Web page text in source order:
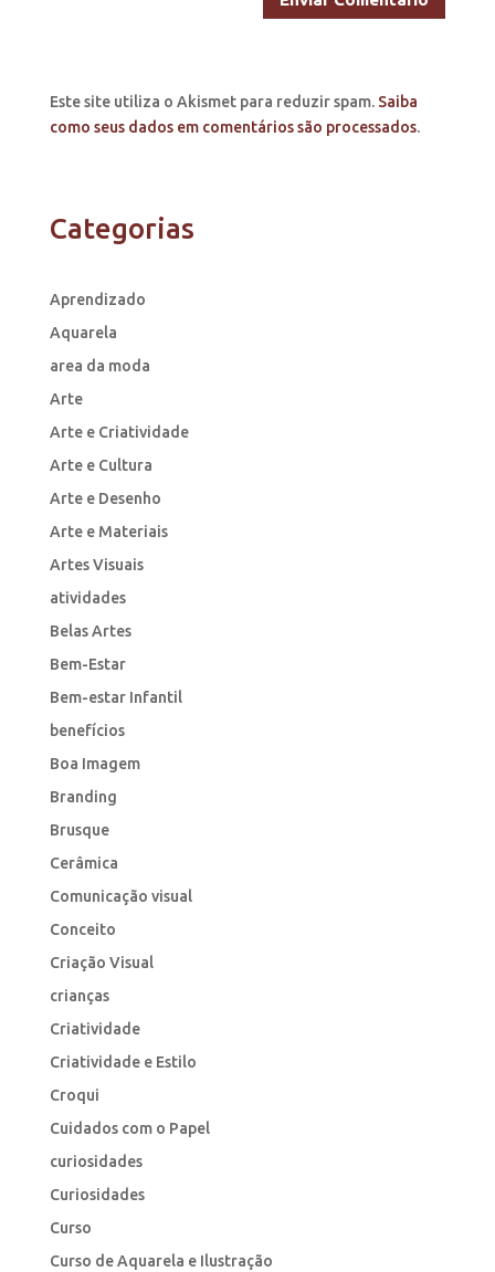
Este site utiliza o Akismet para reduzir spam. Saiba
como seus dados em comentários são processados.
Categorias
Aprendizado
Aquarela
area da moda
Arte
Arte e Criatividade
Arte e Cultura
Arte e Desenho
Arte e Materiais
Artes Visuais
atividades
Belas Artes
Bem-Estar
Bem-estar Infantil
benefícios
Boa Imagem
Branding
Brusque
Cerâmica
Comunicação visual
Conceito
Criação Visual
crianças
Criatividade
Criatividade e Estilo
Croqui
Cuidados com o Papel
curiosidades
Curiosidades
Curso
Curso de Aquarela e Ilustração